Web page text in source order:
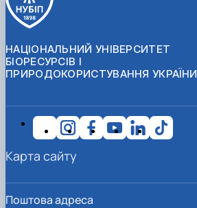
НАЦІОНАЛЬНИЙ УНІВЕРСИТЕТ
БІОРЕСУРСІВ І
ПРИРОДОКОРИСТУВАННЯ УКРАЇНИ
Поштова адреса
Карта сайту